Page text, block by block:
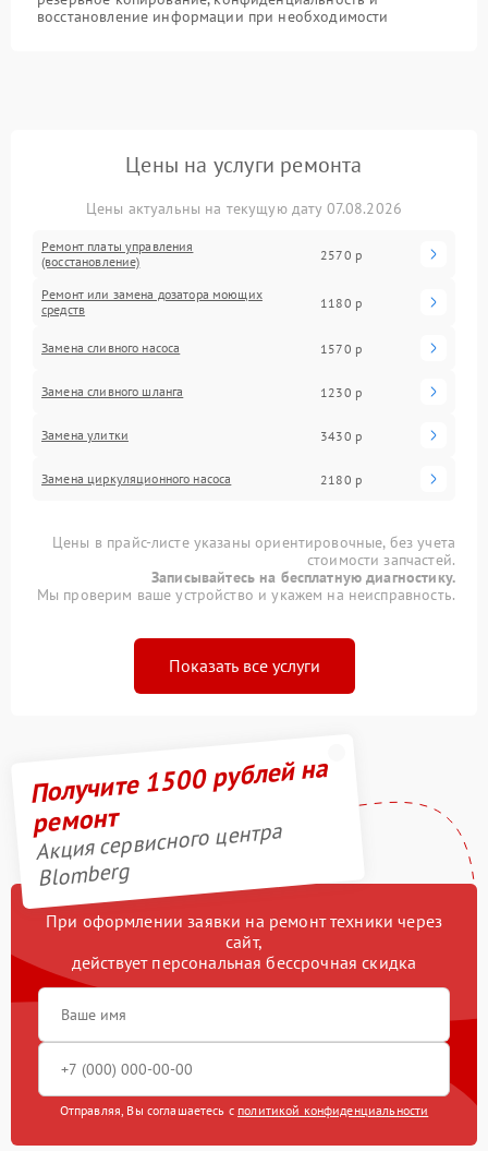
восстановление информации при необходимости
Цены на услуги ремонта
Цены актуальны на текущую дату 07.08.2026
Ремонт платы управления
(восстановление)
2570 р
Ремонт или замена дозатора моющих
средств
1180 р
Замена сливного насоса 1570 р
Замена сливного шланга 1230 р
Замена улитки 3430 р
Замена циркуляционного насоса 2180 р
Цены в прайс-листе указаны ориентировочные, без учета
стоимости запчастей.
Записывайтесь на бесплатную диагностику.
Мы проверим ваше устройство и укажем на неисправность.
Показать все услуги
Получите 1500 рублей на
ремонт
Акция сервисного центра
Blomberg
При оформлении заявки на ремонт техники через
сайт,
действует персональная бессрочная скидка
Отправляя, Вы соглашаетесь с политикой конфиденциальности